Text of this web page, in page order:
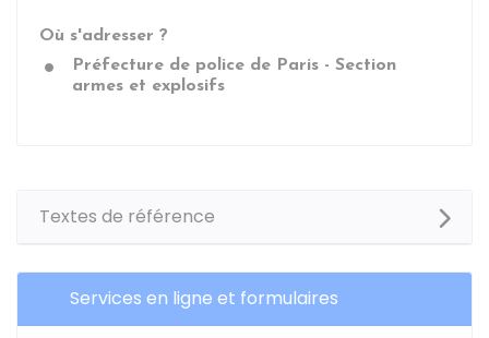
Où s'adresser ?
Préfecture de police de Paris - Section
armes et explosifs
Textes de référence
Services en ligne et formulaires